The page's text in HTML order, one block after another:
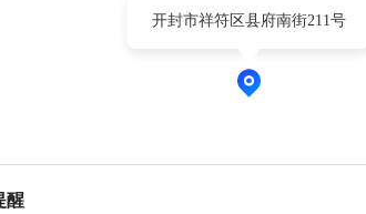
开封市祥符区县府南街211号
醒